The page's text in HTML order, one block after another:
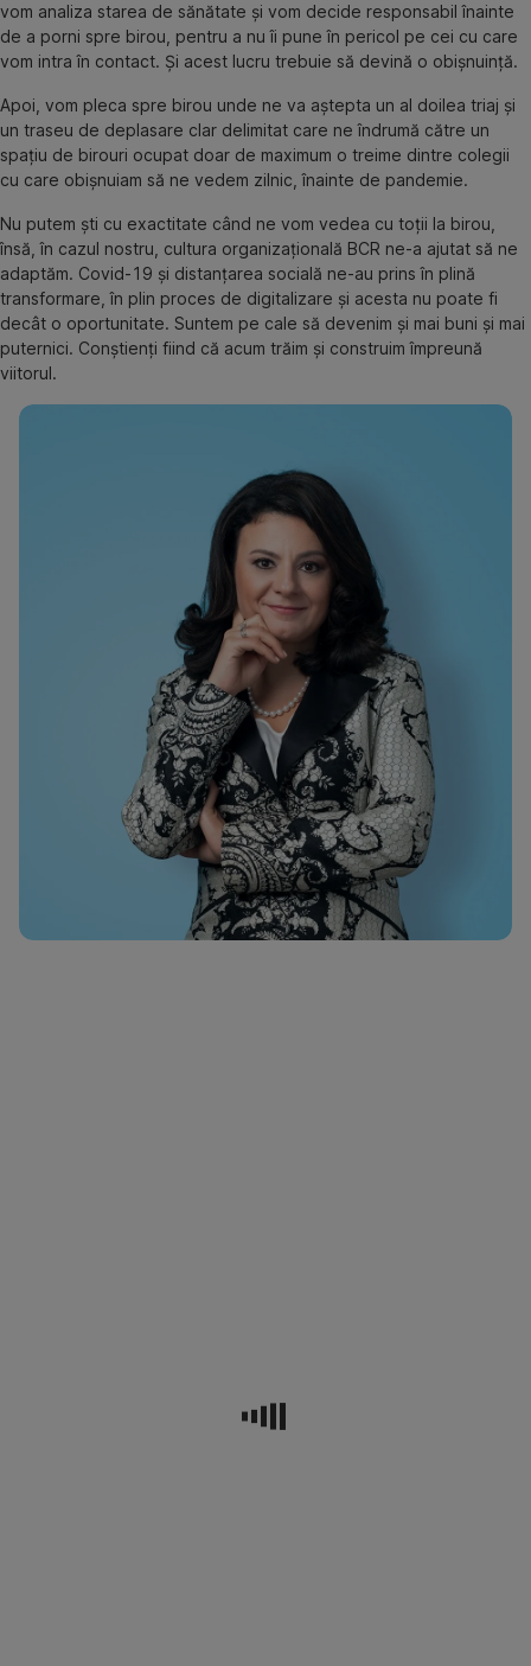
vom analiza starea de sănătate și vom decide responsabil înainte
de a porni spre birou, pentru a nu îi pune în pericol pe cei cu care
vom intra în contact. Și acest lucru trebuie să devină o obișnuință.
Apoi, vom pleca spre birou unde ne va aștepta un al doilea triaj și
un traseu de deplasare clar delimitat care ne îndrumă către un
spațiu de birouri ocupat doar de maximum o treime dintre colegii
cu care obișnuiam să ne vedem zilnic, înainte de pandemie.
Nu putem ști cu exactitate când ne vom vedea cu toții la birou,
însă, în cazul nostru, cultura organizațională BCR ne-a ajutat să ne
adaptăm. Covid-19 și distanțarea socială ne-au prins în plină
transformare, în plin proces de digitalizare și acesta nu poate fi
decât o oportunitate. Suntem pe cale să devenim și mai buni și mai
puternici. Conștienți fiind că acum trăim și construim împreună
viitorul.